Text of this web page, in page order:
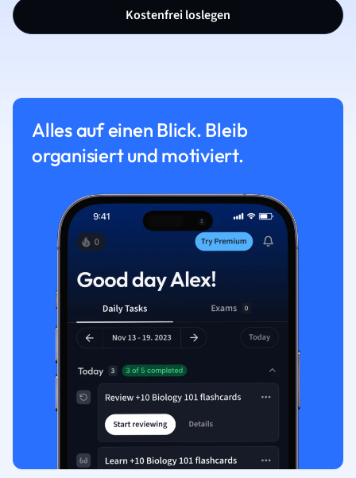
Kostenfrei loslegen
Alles auf einen Blick. Bleib
organisiert und motiviert.